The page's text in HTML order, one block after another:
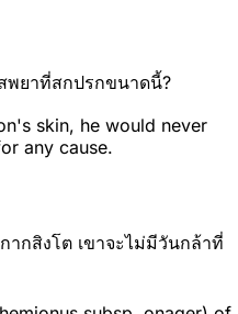
พยาที่สกปรกขนาดนี้?
skin, he would never
any cause.
กสิงโต เขาจะไม่มีวันกล้าที่